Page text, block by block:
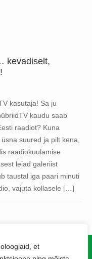
et
kevadiselt,
kasutaja! Sa ju
kaudu saab
raadiot? Kuna
suured ja pilt kena,
raadiokuulamise
leiad galeriist
taustal iga paari minuti
vajuta kollasele […]
www.levira.com